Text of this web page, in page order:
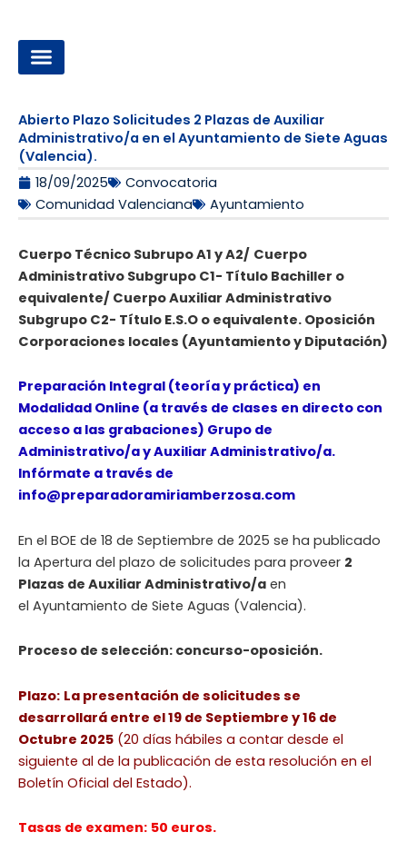
contenido
Abierto Plazo Solicitudes 2 Plazas de Auxiliar
Administrativo/a en el Ayuntamiento de Siete Aguas
(Valencia).
18/09/2025
Convocatoria
Comunidad Valenciana
Ayuntamiento
Cuerpo Técnico Subrupo A1 y A2/ Cuerpo
Administrativo Subgrupo C1- Título Bachiller o
equivalente/ Cuerpo Auxiliar Administrativo
Subgrupo C2- Título E.S.O o equivalente. Oposición
Corporaciones locales (Ayuntamiento y Diputación)
Preparación Integral (teoría y práctica) en
Modalidad Online (a través de clases en directo con
acceso a las grabaciones) Grupo de
Administrativo/a y Auxiliar Administrativo/a.
Infórmate a través de
info@preparadoramiriamberzosa.com
En el BOE de 18 de Septiembre de 2025 se ha publicado
la Apertura del plazo de solicitudes para proveer 2
Plazas de Auxiliar Administrativo/a en
el Ayuntamiento de Siete Aguas (Valencia).
Proceso de selección: concurso-oposición.
Plazo: La presentación de solicitudes se
desarrollará entre el 19 de Septiembre y 16 de
Octubre 2025 (20 días hábiles a contar desde el
siguiente al de la publicación de esta resolución en el
Boletín Oficial del Estado).
Tasas de examen: 50 euros.